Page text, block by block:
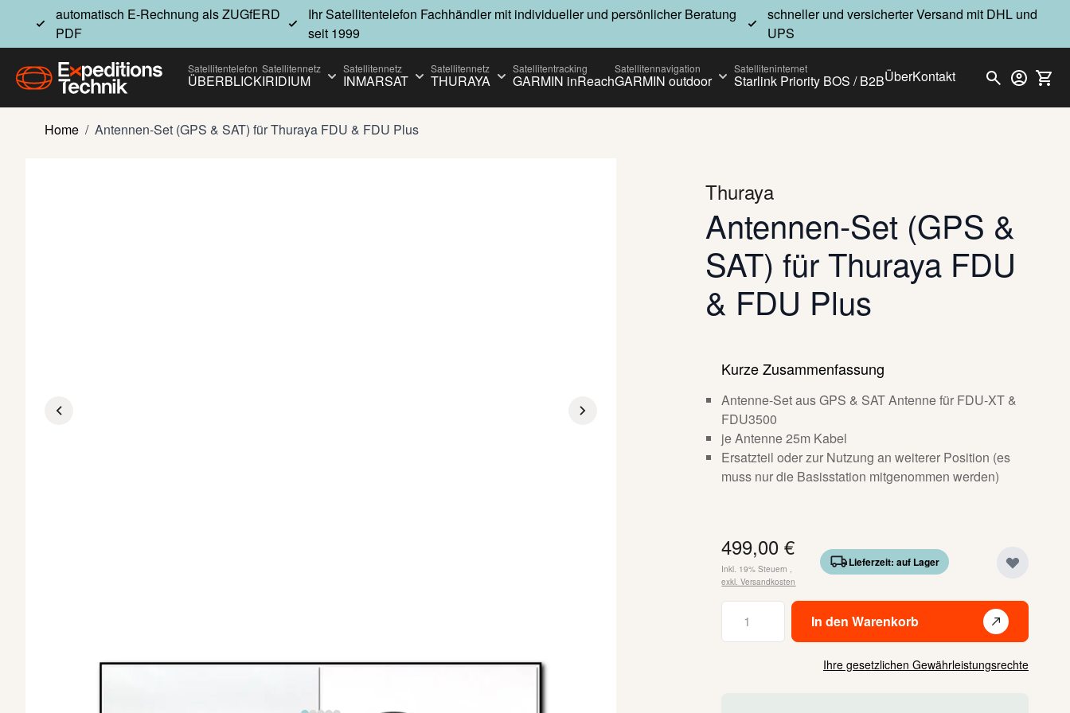
Direkt zum Inhaltautomatisch E-Rechnung als ZUGfERD
PDF
Ihr Satellitentelefon Fachhändler mit individueller und persönlicher Beratung
seit 1999
schneller und versicherter Versand mit DHL und
UPS
Satellitentelefon
ÜBERBLICK
Satellitennetz
IRIDIUM
Satellitennetz
INMARSAT
Satellitennetz
THURAYA
Satellitentracking
GARMIN inReach
Satellitennavigation
GARMIN outdoor
Show submenu for GARMIN outdoor category
Satelliteninternet
Starlink Priority BOS / B2BÜberKontakt
Home / Antennen-Set (GPS & SAT) für Thuraya FDU & FDU Plus
Thuraya
Antennen-Set (GPS &
SAT) für Thuraya FDU
& FDU Plus
Go to previous slide Go to next
Kurze Zusammenfassung
Antenne-Set aus GPS & SAT Antenne für FDU-XT &
FDU3500
je Antenne 25m Kabel
Ersatzteil oder zur Nutzung an weiterer Position (es
muss nur die Basisstation mitgenommen werden)
499,00 €
Inkl. 19% Steuern ,
exkl.Versandkosten
Lieferzeit: auf Lager
In den Warenkorb
Ihre gesetzlichen Gewährleistungsrechte